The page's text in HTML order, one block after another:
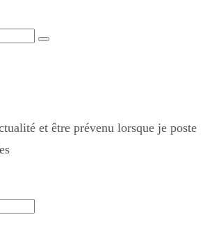
et être prévenu lorsque je poste